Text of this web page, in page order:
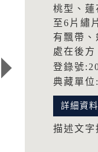
桃型、蓮
至6片繡
有飄帶
處在後方
登錄號
典藏單
詳細資料
描述文字